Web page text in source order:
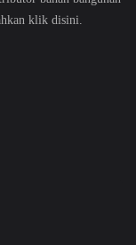
klik disini